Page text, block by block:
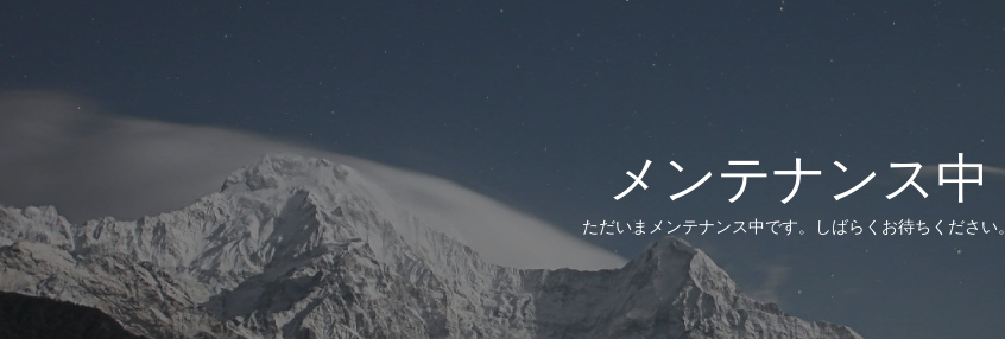
メンテナンス中
ただいまメンテナンス中です。しばらくお待ちください。